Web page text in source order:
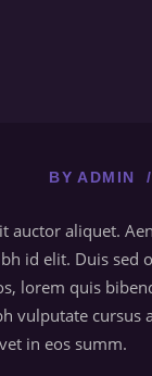
BY ADMIN
auctor aliquet.
id elit. Duis
lorem quis
vulputate cursus
in eos summ.